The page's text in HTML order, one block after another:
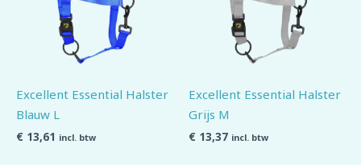
Excellent Essential Halster
Blauw L
€ 13,61 incl. btw
Excellent Essential Halster
Grijs M
€ 13,37 incl. btw